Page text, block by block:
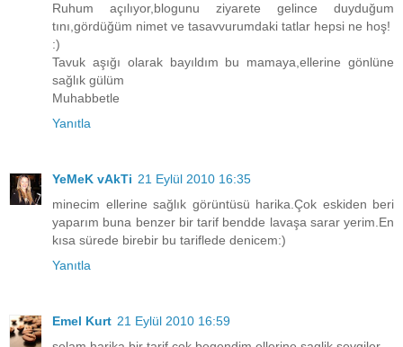
Ruhum açılıyor,blogunu ziyarete gelince duyduğum
tını,gördüğüm nimet ve tasavvurumdaki tatlar hepsi ne hoş!
:)
Tavuk aşığı olarak bayıldım bu mamaya,ellerine gönlüne
sağlık gülüm
Muhabbetle
Yanıtla
YeMeK vAkTi 21 Eylül 2010 16:35
minecim ellerine sağlık görüntüsü harika.Çok eskiden beri
yaparım buna benzer bir tarif bendde lavaşa sarar yerim.En
kısa sürede birebir bu tariflede denicem:)
Yanıtla
Emel Kurt 21 Eylül 2010 16:59